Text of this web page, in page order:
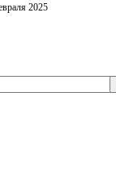
2025